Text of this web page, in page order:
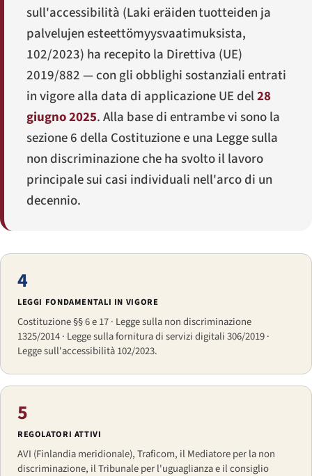
sull'accessibilità (Laki eräiden tuotteiden ja
palvelujen esteettömyysvaatimuksista,
102/2023) ha recepito la Direttiva (UE)
2019/882 — con gli obblighi sostanziali entrati
in vigore alla data di applicazione UE del28
giugno 2025. Alla base di entrambe vi sono la
sezione 6 della Costituzione e una Legge sulla
non discriminazione che ha svolto il lavoro
principale sui casi individuali nell'arco di un
decennio.
4
LEGGI FONDAMENTALI IN VIGORE
Costituzione §§ 6 e 17 · Legge sulla non discriminazione
1325/2014 · Legge sulla fornitura di servizi digitali 306/2019 ·
Legge sull'accessibilità 102/2023.
5
REGOLATORI ATTIVI
AVI (Finlandia meridionale), Traficom, il Mediatore per la non
discriminazione, il Tribunale per l'uguaglianza e il consiglio